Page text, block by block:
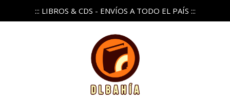
::: LIBROS & CDS - ENVÍOS A TODO EL PAÍS :::